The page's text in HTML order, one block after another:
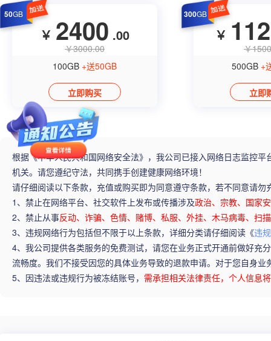
50GB
￥ 2400 .00
￥3000.00
100GB +送50GB
立即购买
300GB
￥
￥
500GB +
立即
根据《中华人民共和国网络安全法》，我公司已接入网络日志监控平
机关。请您遵纪守法，共同携手创建健康网络环境！
请仔细阅读以下条款，充值或购买即为同意遵守条款，若不同意请勿
1、禁止在网络平台、社交软件上发布或传播涉及政治、宗教、国家
2、禁止从事反动、诈骗、色情、赌博、私服、外挂、木马病毒、扫
3、违规网络行为包括但不限于以上条款，详细分类请仔细阅读《违
4、我公司提供各类服务的免费测试，请您在业务正式开通前做好充
流畅度。我们不接受因您的具体业务导致的退款申请。对于您自身
5、因违法或违规行为被冻结账号， 需承担相关法律责任，个人信息